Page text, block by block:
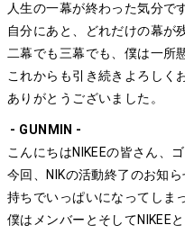
人生の一幕が終わった気分で
自分にあと、どれだけの幕が
二幕でも三幕でも、僕は一所
これからも引き続きよろしく
ありがとうございました。
- GUNMIN -
こんにちはNIKEEの皆さん、
今回、NIKの活動終了のお知
持ちでいっぱいになってしま
僕はメンバーとそしてNIKEE